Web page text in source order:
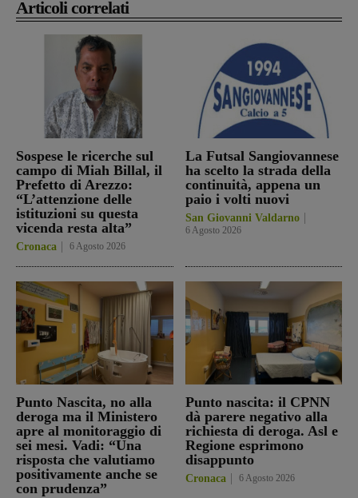
Articoli correlati
Sospese le ricerche sul
campo di Miah Billal, il
Prefetto di Arezzo:
“L’attenzione delle
istituzioni su questa
vicenda resta alta”
Cronaca 6 Agosto 2026
La Futsal Sangiovannese
ha scelto la strada della
continuità, appena un
paio i volti nuovi
San Giovanni Valdarno
6 Agosto 2026
Punto Nascita, no alla
deroga ma il Ministero
apre al monitoraggio di
sei mesi. Vadi: “Una
risposta che valutiamo
positivamente anche se
con prudenza”
Punto nascita: il CPNN
dà parere negativo alla
richiesta di deroga. Asl e
Regione esprimono
disappunto
Cronaca 6 Agosto 2026